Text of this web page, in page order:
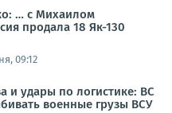
… с Михаилом
продала 18 Як-130
09:12
и удары по логистике: ВС
военные грузы ВСУ